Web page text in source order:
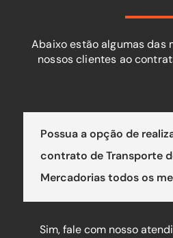
Abaixo estão algumas das
nossos clientes ao
Possua a opção de
contrato de Transporte
Mercadorias todos os
Sim, fale com nosso